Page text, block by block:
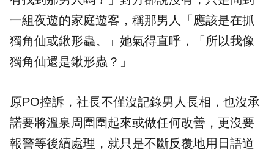
一組夜遊的家庭遊客，稱那男人「應該是在抓
獨角仙或鍬形蟲。」她氣得直呼，「所以我像
獨角仙還是鍬形蟲？」
原PO控訴，社長不僅沒記錄男人長相，也沒承
諾要將溫泉周圍圍起來或做任何改善，更沒要
報警等後續處理，就只是不斷反覆地用日語道